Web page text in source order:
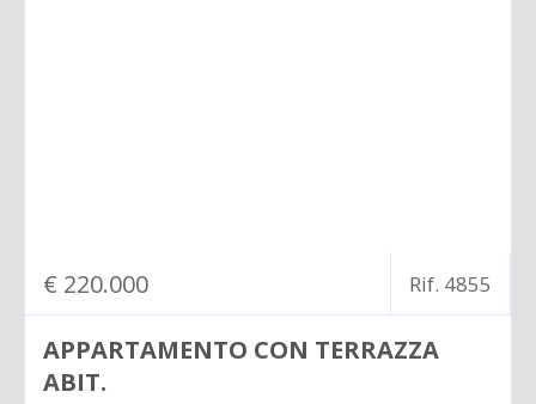
€ 220.000 Rif. 4855
APPARTAMENTO CON TERRAZZA
ABIT.